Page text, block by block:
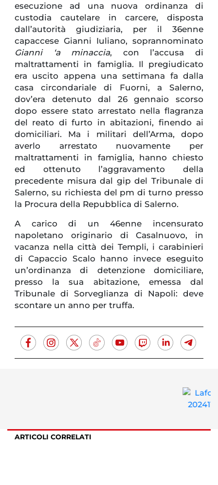
esecuzione ad una nuova ordinanza di
custodia cautelare in carcere, disposta
dall’autorità giudiziaria, per il 36enne
capaccese Gianni Iuliano, soprannominato
Gianni ‘a minaccia, con l’accusa di
maltrattamenti in famiglia. Il pregiudicato
era uscito appena una settimana fa dalla
casa circondariale di Fuorni, a Salerno,
dov’era detenuto dal 26 gennaio scorso
dopo essere stato arrestato nella flagranza
del reato di furto in abitazioni, finendo ai
domiciliari. Ma i militari dell’Arma, dopo
averlo arrestato nuovamente per
maltrattamenti in famiglia, hanno chiesto
ed ottenuto l’aggravamento della
precedente misura dal gip del Tribunale di
Salerno, su richiesta del pm di turno presso
la Procura della Repubblica di Salerno.
A carico di un 46enne incensurato
napoletano originario di Casalnuovo, in
vacanza nella città dei Templi, i carabinieri
di Capaccio Scalo hanno invece eseguito
un’ordinanza di detenzione domiciliare,
presso la sua abitazione, emessa dal
Tribunale di Sorveglianza di Napoli: deve
scontare un anno per truffa.
ARTICOLI CORRELATI